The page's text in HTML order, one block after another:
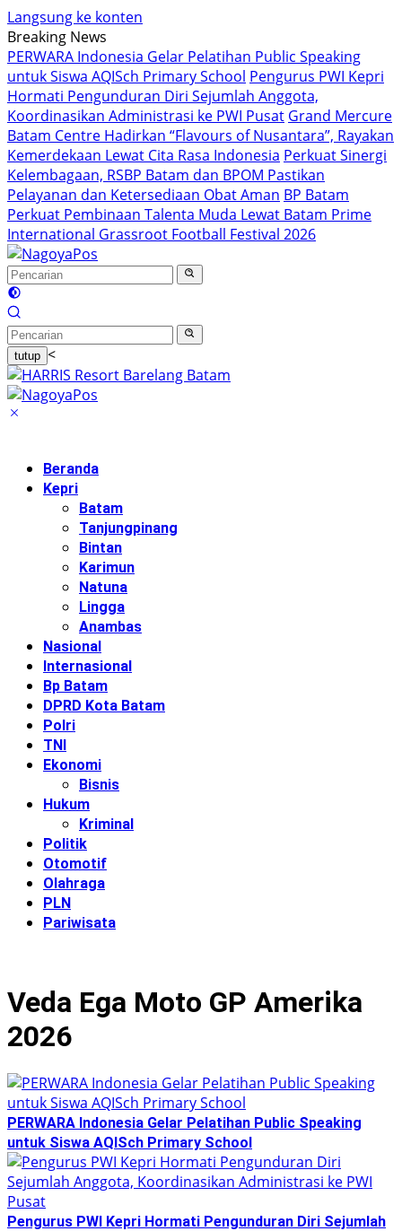
Langsung ke konten
Breaking News
PERWARA Indonesia Gelar Pelatihan Public Speaking
untuk Siswa AQISch Primary School Pengurus PWI Kepri
Hormati Pengunduran Diri Sejumlah Anggota,
Koordinasikan Administrasi ke PWI Pusat Grand Mercure
Batam Centre Hadirkan “Flavours of Nusantara”, Rayakan
Kemerdekaan Lewat Cita Rasa Indonesia Perkuat Sinergi
Kelembagaan, RSBP Batam dan BPOM Pastikan
Pelayanan dan Ketersediaan Obat Aman BP Batam
Perkuat Pembinaan Talenta Muda Lewat Batam Prime
International Grassroot Football Festival 2026
tutup <
Beranda
Kepri
Batam
Tanjungpinang
Bintan
Karimun
Natuna
Lingga
Anambas
Nasional
Internasional
Bp Batam
DPRD Kota Batam
Polri
TNI
Ekonomi
Bisnis
Hukum
Kriminal
Politik
Otomotif
Olahraga
PLN
Pariwisata
Veda Ega Moto GP Amerika
2026
PERWARA Indonesia Gelar Pelatihan Public Speaking
untuk Siswa AQISch Primary School
Pengurus PWI Kepri Hormati Pengunduran Diri Sejumlah